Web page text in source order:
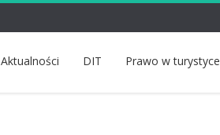
Aktualności DIT Prawo w turystyce